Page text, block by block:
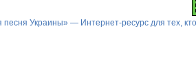
песня Украины» — Интернет-ресурс для тех,